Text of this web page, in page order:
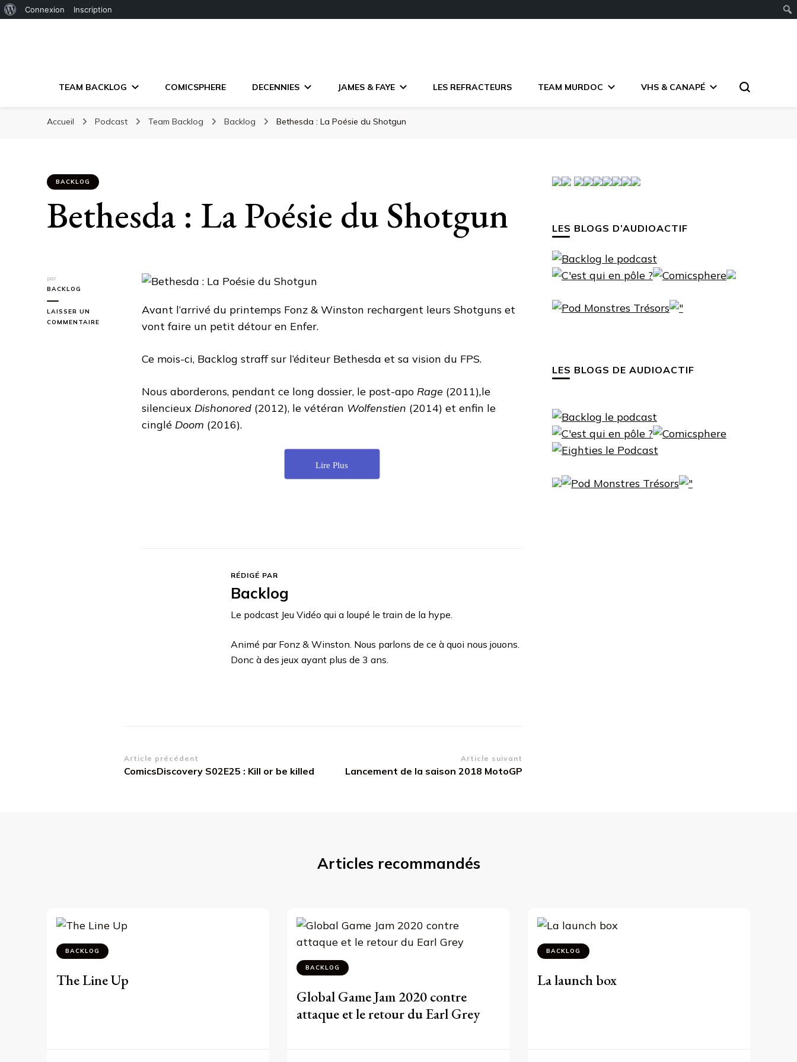
Connexion Inscription
TEAM BACKLOG COMICSPHERE DECENNIES JAMES & FAYE LES REFRACTEURS TEAM MURDOC VHS & CANAPÉ
Accueil Podcast Team Backlog Backlog Bethesda : La Poésie du Shotgun
BACKLOG
Bethesda : La Poésie du Shotgun
par
BACKLOG
LAISSER UN
COMMENTAIRE
Avant l’arrivé du printemps Fonz & Winston rechargent leurs Shotguns et
vont faire un petit détour en Enfer.
Ce mois-ci, Backlog straff sur l’éditeur Bethesda et sa vision du FPS.
Nous aborderons, pendant ce long dossier, le post-apo Rage (2011),le
silencieux Dishonored (2012), le vétéran Wolfenstien (2014) et enfin le
cinglé Doom (2016).
Lire Plus
RÉDIGÉ PAR
Backlog
Le podcast Jeu Vidéo qui a loupé le train de la hype.
Animé par Fonz & Winston. Nous parlons de ce à quoi nous jouons.
Donc à des jeux ayant plus de 3 ans.
Navigation
d’article
Article précédent
ComicsDiscovery S02E25 : Kill or be killed
Article suivant
Lancement de la saison 2018 MotoGP
LES BLOGS D’AUDIOACTIF
LES BLOGS DE AUDIOACTIF
Articles recommandés
BACKLOG
The Line Up
BACKLOG
Global Game Jam 2020 contre
attaque et le retour du Earl Grey
BACKLOG
La launch box